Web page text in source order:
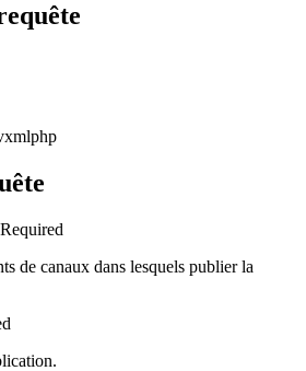
xmlphp
Required
de canaux dans lesquels publier la